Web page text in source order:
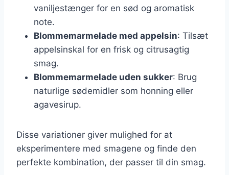
vaniljestænger for en sød og aromatisk
note.
Blommemarmelade med appelsin: Tilsæt
appelsinskal for en frisk og citrusagtig
smag.
Blommemarmelade uden sukker: Brug
naturlige sødemidler som honning eller
agavesirup.
Disse variationer giver mulighed for at
eksperimentere med smagene og finde den
perfekte kombination, der passer til din smag.